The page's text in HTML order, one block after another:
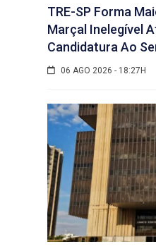
TRE-SP Forma
Marçal Inelegível
Candidatura Ao
06 AGO 2026 - 18:27H